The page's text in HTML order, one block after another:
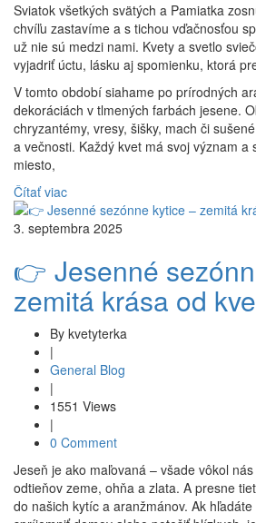
Sviatok všetkých svätých a Pamiatka
chvíľu zastavíme a s tichou vďačnosťou
už nie sú medzi nami. Kvety a svetlo
vyjadriť úctu, lásku aj spomienku, ktorá
V tomto období siahame po prírodných
dekoráciách v tlmených farbách jesene.
chryzantémy, vresy, šišky, mach či
a večnosti. Každý kvet má svoj význam a
miesto,
Čítať viac
3. septembra 2025
👉 Jesenné
zemitá krása od
By kvetyterka
|
General Blog
|
1551 Views
|
0 Comment
Jeseň je ako maľovaná – všade vôkol
odtieňov zeme, ohňa a zlata. A presne
do našich kytíc a aranžmánov. Ak